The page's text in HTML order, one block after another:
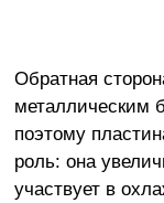
Обратная
металлическим
поэтому
роль: она
участвует в